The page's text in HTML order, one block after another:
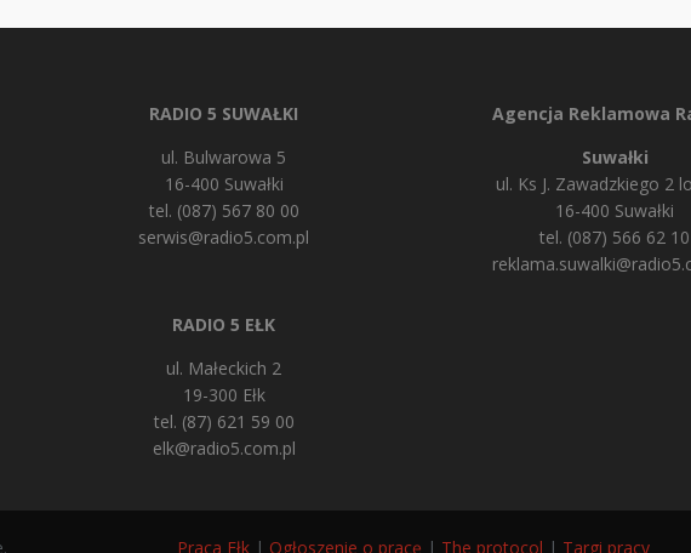
RADIO 5 SUWAŁKI
ul. Bulwarowa 5
16-400 Suwałki
tel. (087) 567 80 00
serwis@radio5.com.pl
RADIO 5 EŁK
ul. Małeckich 2
19-300 Ełk
tel. (87) 621 59 00
elk@radio5.com.pl
Agencja Reklamowa
Suwałki
ul. Ks J. Zawadzkiego 2
16-400 Suwałki
tel. (087) 566 62 10
Praca Ełk | Ogłoszenie o pracę | The protocol | Targi pracy